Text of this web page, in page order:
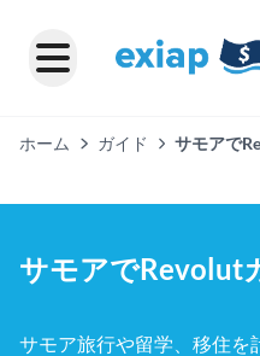
ホーム ガイド
サモアで
サモアでRevolut
サモア旅行や留学、移住を